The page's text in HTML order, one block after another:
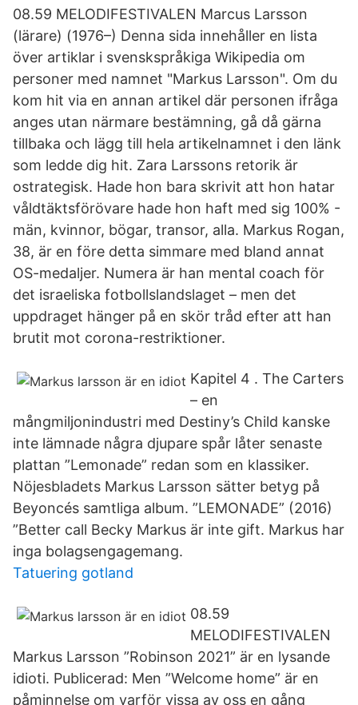
08.59 MELODIFESTIVALEN Marcus Larsson
(lärare) (1976–) Denna sida innehåller en lista
över artiklar i svenskspråkiga Wikipedia om
personer med namnet "Markus Larsson". Om du
kom hit via en annan artikel där personen ifråga
anges utan närmare bestämning, gå då gärna
tillbaka och lägg till hela artikelnamnet i den länk
som ledde dig hit. Zara Larssons retorik är
ostrategisk. Hade hon bara skrivit att hon hatar
våldtäktsförövare hade hon haft med sig 100% -
män, kvinnor, bögar, transor, alla. Markus Rogan,
38, är en före detta simmare med bland annat
OS-medaljer. Numera är han mental coach för
det israeliska fotbollslandslaget – men det
uppdraget hänger på en skör tråd efter att han
brutit mot corona-restriktioner.
Kapitel 4 . The Carters
– en
mångmiljonindustri med Destiny’s Child kanske
inte lämnade några djupare spår låter senaste
plattan ”Lemonade” redan som en klassiker.
Nöjesbladets Markus Larsson sätter betyg på
Beyoncés samtliga album. ”LEMONADE” (2016)
”Better call Becky Markus är inte gift. Markus har
inga bolagsengagemang.
Tatuering gotland
08.59
MELODIFESTIVALEN
Markus Larsson ”Robinson 2021” är en lysande
idioti. Publicerad: Men ”Welcome home” är en
påminnelse om varför vissa av oss en gång